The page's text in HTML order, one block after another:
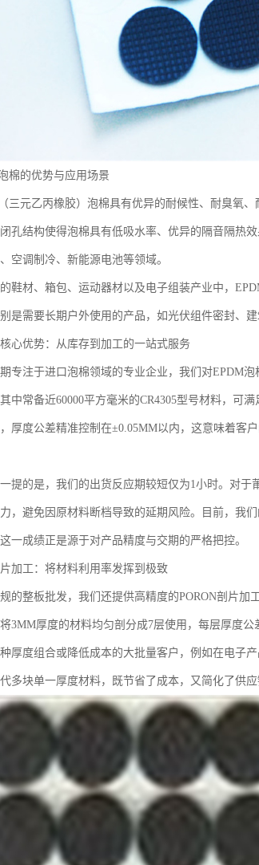
棉的优势与应用场景
三元乙丙橡胶）泡棉具有优异的耐候性、耐臭氧
孔结构使得泡棉具有低吸水率、优异的隔音隔热
空调制冷、新能源电池等领域。
鞋材、箱包、运动器材以及电子组装产业中，
是需要长期户外使用的产品，如光伏组件密封、
心优势：从库存到加工的一站式服务
专注于进口泡棉领域的专业企业，我们对EPDM
中常备近60000平方毫米的CR4305型号材料，可
厚度公差精准控制在±0.05MM以内，这意味着客
提的是，我们的出货反应期较短仅为1小时。对
，避免因原材料断档导致的延期风险。目前，我
一成绩正是源于对产品精度与交期的严格把控。
加工：将材料利用率发挥到极致
的整板批发，我们还提供高精度的PORON剖片
3MM厚度的材料均匀剖分成7层使用，每层厚度
厚度组合或降低成本的大批量客户，例如在电子
多块单一厚度材料，既节省了成本，又简化了供应